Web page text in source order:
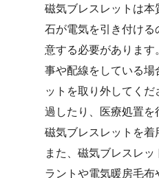
磁気ブレスレットは
石が電気を引き付け
意する必要があります
事や配線をしている場
ットを取り外してく
過したり、医療処置を
磁気ブレスレットを着
また、磁気ブレスレ
ラントや電気暖房毛